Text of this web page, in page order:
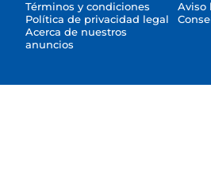
Términos y condiciones
Política de privacidad legal
Acerca de nuestros
anuncios
Aviso